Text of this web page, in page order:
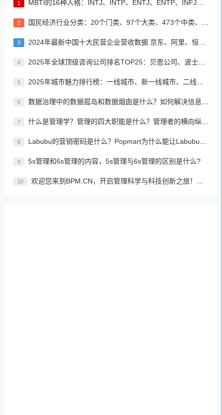
1 MBTI的16种人格：INTJ、INTP、ENTJ、ENTP、INFJ、INFP、ENFJ、ENFP、ISTJ、ISFJ、ESTJ、ESFJ、ISTP、ISFP、ESTP、ESFP
2 国民经济行业分类：20个门类、97个大类、473个中类、1382个小类
3 2024年最新中国十大民营企业营收数据 京东、阿里、恒力集团居前三名
4 2025年全球顶级咨询公司排名TOP25：贝恩公司、波士顿咨询、麦肯锡公司等
5 2025年城市魅力排行榜：一线城市、新一线城市、二线城市、三线城市、四线城市、五线城市名单
6 数据治理中的数据孤岛和数据烟囱是什么？如何解决信息孤岛的问题？
7 什么是管理学？管理的四大职能是什么？管理者的横向纵向分类？如何进行有效、高效的管理？
8 Labubu的营销密码是什么？Popmart为什么能让Labubu爆火成为顶流潮玩？
9 5s管理和6s管理的内容，5s管理与6s管理的区别是什么?
10 欢迎您来到BPM.CN，开启管理科学与科技创新之旅！先来认识下BPM是什么吧！